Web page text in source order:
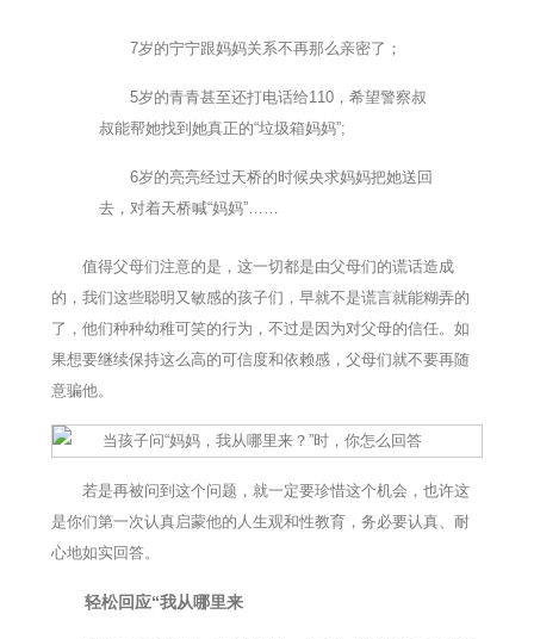
7岁的宁宁跟妈妈关系不再那么亲密了；
5岁的青青甚至还打电话给110，希望警察叔
叔能帮她找到她真正的“垃圾箱妈妈”;
6岁的亮亮经过天桥的时候央求妈妈把她送回
去，对着天桥喊“妈妈”……
值得父母们注意的是，这一切都是由父母们的谎话造成
的，我们这些聪明又敏感的孩子们，早就不是谎言就能糊弄的
了，他们种种幼稚可笑的行为，不过是因为对父母的信任。如
果想要继续保持这么高的可信度和依赖感，父母们就不要再随
意骗他。
若是再被问到这个问题，就一定要珍惜这个机会，也许这
是你们第一次认真启蒙他的人生观和性教育，务必要认真、耐
心地如实回答。
轻松回应“我从哪里来